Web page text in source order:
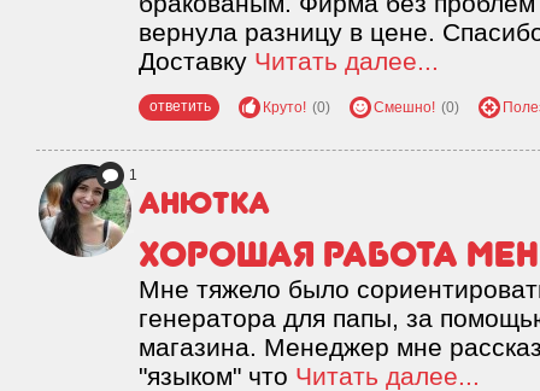
вернула разницу в цене.
Доставку Читать далее...
ответить Круто! (0) Смешно! (0)
1
Анютка
Хорошая работа
Мне тяжело было
генератора для папы, за
магазина. Менеджер мне
"языком" что Читать далее...